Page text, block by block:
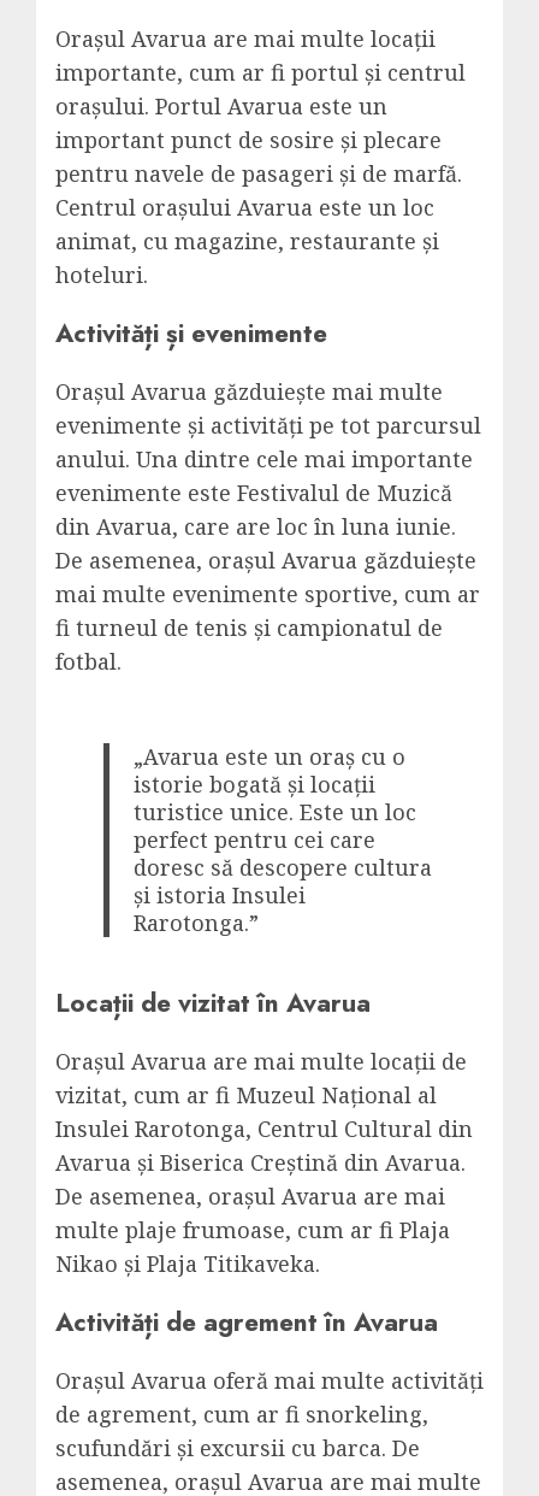
Orașul Avarua are mai multe locații
importante, cum ar fi portul și centrul
orașului. Portul Avarua este un
important punct de sosire și plecare
pentru navele de pasageri și de marfă.
Centrul orașului Avarua este un loc
animat, cu magazine, restaurante și
hoteluri.
Activități și evenimente
Orașul Avarua găzduiește mai multe
evenimente și activități pe tot parcursul
anului. Una dintre cele mai importante
evenimente este Festivalul de Muzică
din Avarua, care are loc în luna iunie.
De asemenea, orașul Avarua găzduiește
mai multe evenimente sportive, cum ar
fi turneul de tenis și campionatul de
fotbal.
„Avarua este un oraș cu o
istorie bogată și locații
turistice unice. Este un loc
perfect pentru cei care
doresc să descopere cultura
și istoria Insulei
Rarotonga.”
Locații de vizitat în Avarua
Orașul Avarua are mai multe locații de
vizitat, cum ar fi Muzeul Național al
Insulei Rarotonga, Centrul Cultural din
Avarua și Biserica Creștină din Avarua.
De asemenea, orașul Avarua are mai
multe plaje frumoase, cum ar fi Plaja
Nikao și Plaja Titikaveka.
Activități de agrement în Avarua
Orașul Avarua oferă mai multe activități
de agrement, cum ar fi snorkeling,
scufundări și excursii cu barca. De
asemenea, orașul Avarua are mai multe